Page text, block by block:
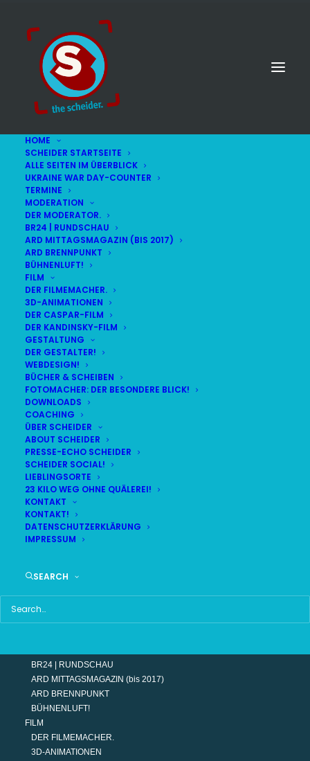
HOME
SCHEIDER STARTSEITE
ALLE SEITEN IM ÜBERBLICK
UKRAINE WAR DAY-COUNTER
TERMINE
MODERATION
DER MODERATOR.
BR24 | RUNDSCHAU
ARD MITTAGSMAGAZIN (BIS 2017)
ARD BRENNPUNKT
BÜHNENLUFT!
FILM
DER FILMEMACHER.
3D-ANIMATIONEN
DER CASPAR-FILM
DER KANDINSKY-FILM
GESTALTUNG
DER GESTALTER!
WEBDESIGN!
BÜCHER & SCHEIBEN
FOTOMACHER: DER BESONDERE BLICK!
DOWNLOADS
COACHING
ÜBER SCHEIDER
ABOUT SCHEIDER
PRESSE-ECHO SCHEIDER
SCHEIDER SOCIAL!
LIEBLINGSORTE
23 KILO WEG OHNE QUÄLEREI!
KONTAKT
KONTAKT!
DATENSCHUTZERKLÄRUNG
IMPRESSUM
SEARCH
© STEFAN SCHEIDER
LIVE(alle Termine
DEMNÄCHST:
SA
08
AUG
BR24 | 18.30 UHR
BR MÜNCHEN FREIMANN
HAUPTMENÜ
SCHEIDER STARTSEITE
UKRAINE WAR DAY-COUNTER
TERMINE
BR24 | RUNDSCHAU
ARD MITTAGSMAGAZIN (bis 2017)
ARD BRENNPUNKT
BÜHNENLUFT!
FILM
DER FILMEMACHER.
3D-ANIMATIONEN